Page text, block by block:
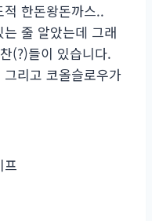
한돈왕돈까스..
줄 알았는데 그래
(?)들이 있습니다.
리고 코올슬로우가
프